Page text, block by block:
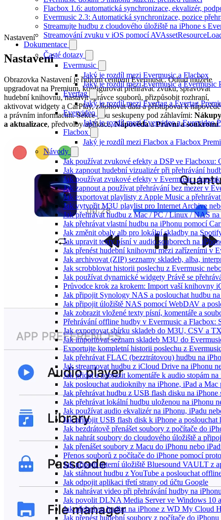
Flacbox 1.6: automatická synchronizace, ekvalizér,
Evermusic 2.3: Automatická synchronizace, pozice
Streamujte hudbu z cloudového úložiště na iPhone s
Streamování zvuku v iOS pomocí
Dokumentace
Časté dotazy
Evermusic
Jaký je rozdíl mezi Evermusic a Flacbox
Jaký je rozdíl mezi Evermusic a Evermusic
Evertag
Jaký je rozdíl mezi Evertag a Evertag
Evervideo
Jaký je rozdíl mezi Evervideo a Evervideo
Flacbox
Jaký je rozdíl mezi Flacbox a Flacbox
Návody
Jak používat zvukové efekty a DSP ve Flacboxu:
Jak zapnout hudební vizualizér při přehrávání
Jak používat zvukové efekty v Evermusic:
Jak zapnout a používat přehrávání bez mezer v
Jak exportovat playlisty z Apple Music a
Jak vytvořit M3U playlist pro Internet Archive
Jak přehrávat hudbu z Mac / PC / Linux / NAS
Jak přehrávat vlastní hudbu na iPhonu pomocí
Jak změnit obaly alb pro lokální skladby na
Jak upravit texty písní v audio souborech na
Jak přenést hudební knihovnu mezi zařízeními v
Jak archivovat (ZIP) seznamy skladeb, alba,
Jak scrobblovat historii poslechu z Evermusic
Jak používat dynamické widgety Právě se
Průvodce krok za krokem: Import vaší knihovny
Jak připojit Synology NAS a poslouchat hudbu
Jak připojit úložiště NAS pomocí WebDAV a
Jak zobrazit vložené texty písní, komentáře a
Přehrávání offline hudby v Evermusic a Flacbox:
Jak exportovat sbírku skladeb do M3U, CSV a
Jak importovat seznam skladeb M3U do
Exportujte kompletní historii poslechu z
Jak přehrávat FLAC (bezztrátovou) hudbu na
Jak streamovat hudbu z iCloud Drive na iPhonu
Jak přidat a zobrazit komentáře k audio stopám
Jak poslouchat audioknihy na iPhone, iPad a
Jak přehrávat hudbu z USB flash disku na
Jak přehrávat lokální hudbu uloženou na iPhonu
Jak používat audio ekvalizér na iPhonu, iPadu
Jak připojit USB flash disk k iPhone a poslouchat
Jak bezdrátově přenášet soubory z počítače do
Jak nahrát soubory do cloudového úložiště a
Jak přenášet soubory z Macu do iPhonu nebo
Přenos souborů z počítače do iPhone pomocí
Jak připojit interní úložiště Bluesound VAULT z
Jak stáhnout hudbu z YouTube a poslouchat
Jak odpojit aplikaci třetí strany od účtu Google
Jak nahrávat video při přehrávání hudby na
Jak povolit DLNA Media Server ve Windows 10
Jak přehrávat hudbu na iPhone z WD My Cloud
Jak přenést hudební soubory z počítače do
Nastavení
Nastavení
Obrazovka Nastavení je řídicím centrem Evermusic. Odtud můžete
upgradovat na Premium, konfigurovat přehrávač zvuku, spravovat
hudební knihovnu, nastavit správce souborů, přizpůsobit rozhraní,
aktivovat widgety a CarPlay, zálohovat data a přistupovat k nápovědě
a právním informacím. Sekce jsou seskupeny pod záhlavími: Nákupy
a aktualizace, předvolby aplikace,NápovědaaPrávní a soukromí.